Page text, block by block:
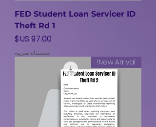
FED Student Loan Servicer ID
Theft Rd 1
السعر
مستثناة ضريبة
New Arrival!